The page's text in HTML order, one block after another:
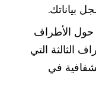
بياناتك.
الأطراف
الثالثة التي
في